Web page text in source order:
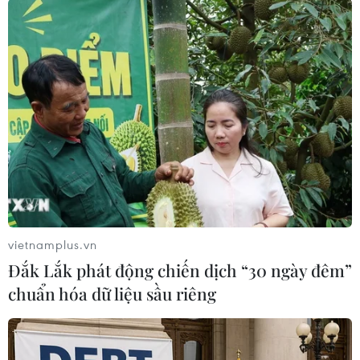
thêm theo điều 62, Nghị định 145/2020/NĐ-CP.
Khi doanh nghiệp có kế hoạch làm thêm giờ, chỉ
cần dựa trên thỏa thuận giữa người lao động và
doanh nghiệp.
Trong khi đó, Hiệp hội Dệt may Việt Nam
(VITAS) dự báo khi doanh nghiệp mở cửa trở lại
thì áp lực giao hàng rất lớn phải bố trí làm
ngoài giờ. Tuy nhiên, Bộ luật Lao động quy định
thời giờ làm thêm không được phép quá 40
một số ngành, nghề), nên VITAS đề xuất Chính
phủ cho phép doanh nghiệp sau thời gian phong
tỏa được bố trí làm thêm “vượt khung” để giải
quyết các đơn hàng tồn đọng. Doanh nghiệp
vẫn sẽ bù trừ các tháng để đảm bảo không quá
vietnamplus.vn
Đắk Lắk phát động chiến dịch “30 ngày đêm”
chuẩn hóa dữ liệu sầu riêng